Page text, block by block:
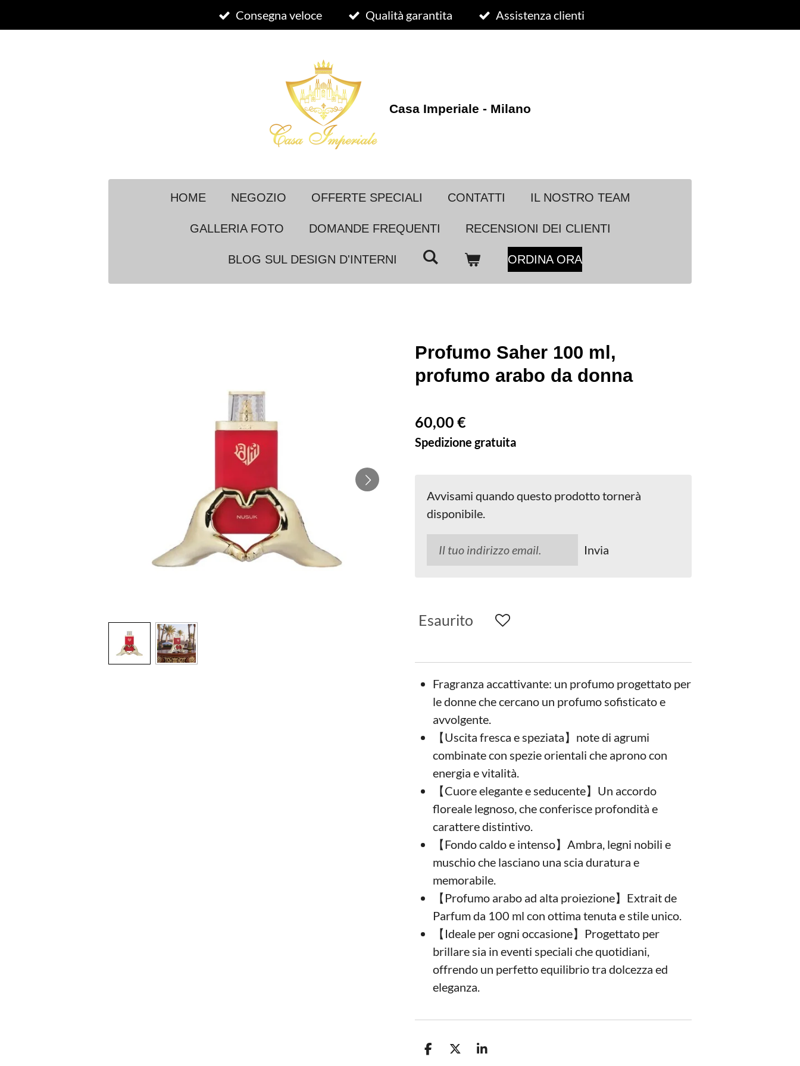
al
Consegna veloce Qualità garantita Assistenza clienti
Casa Imperiale - Milano
HOME NEGOZIO OFFERTE SPECIALI CONTATTI IL NOSTRO TEAM
GALLERIA FOTO DOMANDE FREQUENTI RECENSIONI DEI CLIENTI
BLOG SUL DESIGN D'INTERNI ORDINA ORA
Profumo Saher 100 ml,
profumo arabo da donna
60,00 €
Spedizione gratuita
Avvisami quando questo prodotto tornerà
disponibile.
Invia
Esaurito
Fragranza accattivante: un profumo progettato per
le donne che cercano un profumo sofisticato e
avvolgente.
【Uscita fresca e speziata】note di agrumi
combinate con spezie orientali che aprono con
energia e vitalità.
【Cuore elegante e seducente】Un accordo
floreale legnoso, che conferisce profondità e
carattere distintivo.
【Fondo caldo e intenso】Ambra, legni nobili e
muschio che lasciano una scia duratura e
memorabile.
【Profumo arabo ad alta proiezione】Extrait de
Parfum da 100 ml con ottima tenuta e stile unico.
【Ideale per ogni occasione】Progettato per
brillare sia in eventi speciali che quotidiani,
offrendo un perfetto equilibrio tra dolcezza ed
eleganza.
C
C
C